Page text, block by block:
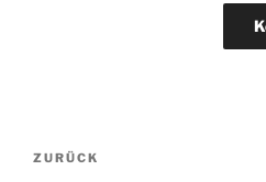
Beitragsnavigation
Vorheriger
ZURÜCK